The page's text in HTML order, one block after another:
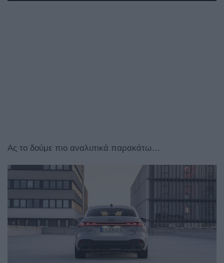
Ας το δούμε πιο αναλυτικά παρακάτω…